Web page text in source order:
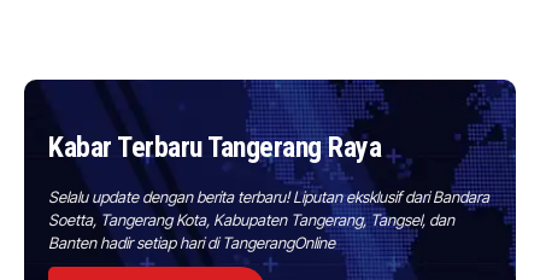
Kabar Terbaru Tangerang Raya
Selalu update dengan berita terbaru! Liputan eksklusif dari Bandara
Soetta, Tangerang Kota, Kabupaten Tangerang, Tangsel, dan
Banten hadir setiap hari di TangerangOnline